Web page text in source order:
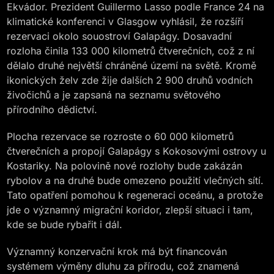
Ekvádor. Prezident Guillermo Lasso podle France 24 na
klimatické konferenci v Glasgow vyhlásil, že rozšíří
rezervaci okolo souostroví Galapágy. Dosavadní
rozloha činila 133 000 kilometrů čtverečních, což z ní
dělalo druhé největší chráněné území na světě. Kromě
ikonických želv zde žije dalších 2 900 druhů vodních
živočichů a je zapsaná na seznamu světového
přírodního dědictví.
Plocha rezervace se rozroste o 60 000 kilometrů
čtverečních a propojí Galapágy s Kokosovými ostrovy u
Kostariky. Na polovině nové rozlohy bude zakázán
rybolov a na druhé bude omezeno použití vlečných sítí.
Tato opatření pomohou k regeneraci oceánu, a protože
jde o významný migrační koridor, zlepší situaci i tam,
kde se bude rybařit i dál.
Významný konzervační krok má být financován
systémem výměny dluhu za přírodu, což znamená